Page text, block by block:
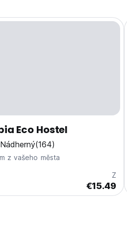
Eco Hostel
Nádherný(164)
z vašeho města
Z
€15.49